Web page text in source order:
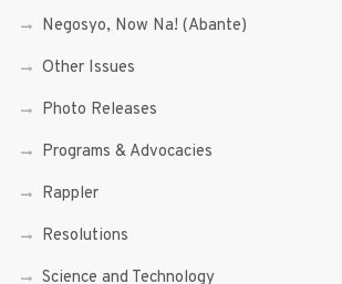
Negosyo, Now Na! (Abante)
Other Issues
Photo Releases
Programs & Advocacies
Rappler
Resolutions
Science and Technology